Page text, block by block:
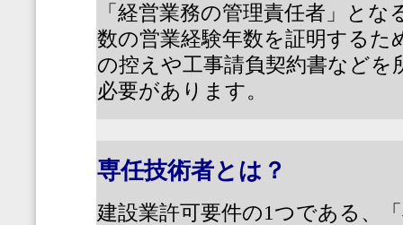
「経営業務の管理責任者」と
数の営業経験年数を証明するた
の控えや工事請負契約書などを
必要があります。
専任技術者とは？
建設業許可要件の1 つである、